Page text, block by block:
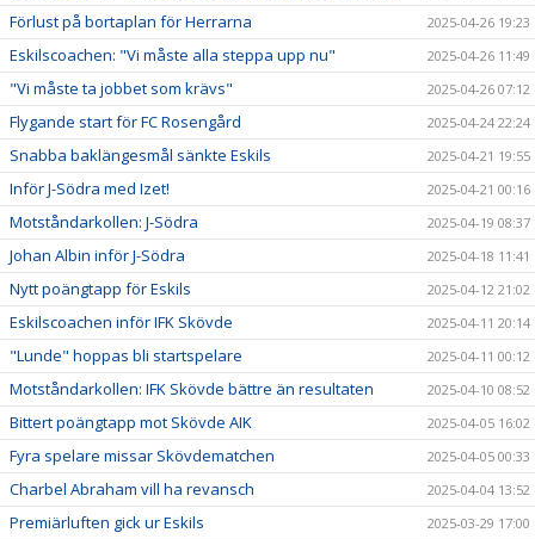
Förlust på bortaplan för Herrarna 2025-04-26 19:23
Eskilscoachen: "Vi måste alla steppa upp nu" 2025-04-26 11:49
"Vi måste ta jobbet som krävs" 2025-04-26 07:12
Flygande start för FC Rosengård 2025-04-24 22:24
Snabba baklängesmål sänkte Eskils 2025-04-21 19:55
Inför J-Södra med Izet! 2025-04-21 00:16
Motståndarkollen: J-Södra 2025-04-19 08:37
Johan Albin inför J-Södra 2025-04-18 11:41
Nytt poängtapp för Eskils 2025-04-12 21:02
Eskilscoachen inför IFK Skövde 2025-04-11 20:14
"Lunde" hoppas bli startspelare 2025-04-11 00:12
Motståndarkollen: IFK Skövde bättre än resultaten 2025-04-10 08:52
Bittert poängtapp mot Skövde AIK 2025-04-05 16:02
Fyra spelare missar Skövdematchen 2025-04-05 00:33
Charbel Abraham vill ha revansch 2025-04-04 13:52
Premiärluften gick ur Eskils 2025-03-29 17:00